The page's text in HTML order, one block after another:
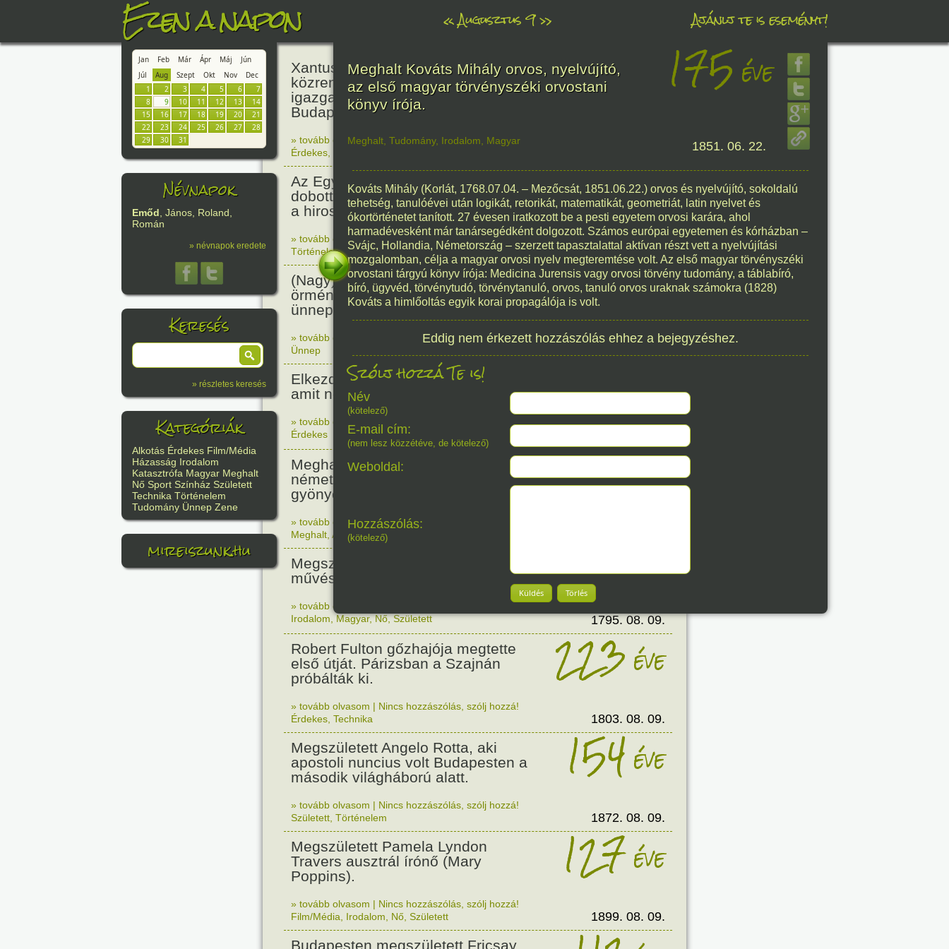
Ezen a napon «Augusztus 9» Ajánlj te is eseményt!
Jan Feb Már Ápr Máj
Jún
Júl
Aug Szept Okt Nov
Dec
1
2 3 4 5 6
7
8
9 10 11 12 13
14
15
16 17 18 19 20
21
22
23 24 25 26 27
28
29
30 31
Névnapok
Emőd, János, Roland,
Román
» névnapok eredete
Keresés
» részletes keresés
Kategóriák
Alkotás Érdekes Film/Média
Házasság Irodalom
Katasztrófa Magyar Meghalt
Nő Sport Színház Született
Technika Történelem
Tudomány Ünnep Zene
mireiszunk.hu
Xantus János természettudós
közreműködésével és
igazgatásával megnyílt a
Budapesti Állat- és Növénykert.
160
» tovább olvasom|Nincs hozzászólás, szólj hozzá!
Érdekes
Az Egyesült Államok atombombát
dobott Nagaszakira, három nappal
a hirosimai támadás után.
81éve
» tovább olvasom|Nincs hozzászólás, szólj hozzá!
Történelem
1945. 08. 09.
(Nagy) Szent Izsák, az önálló
örmény egyház megteremtőjének
ünnepe
1676éve
» tovább olvasom
Nincs hozzászólás, szólj hozzá!
Ünnep
Elkezdődött a pisai torony építése,
amit nem terveztek ferdére. :)
853éve
» tovább olvasom
Nincs hozzászólás, szólj hozzá!
Érdekes
Meghalt Hieronymus Bosch
németalföldi festőművész (A
gyönyörök kertje triptichon).
510éve
» tovább olvasom|Nincs hozzászólás, szólj hozzá!
Meghalt Alkotás
Megszületett Dukai Takács Judit,
művésznevén Malvina költőnő.
231éve
» tovább olvasom
Nincs hozzászólás, szólj hozzá!
Irodalom ,Magyar,Nő,Született 1795. 08. 09.
Robert Fulton gőzhajója megtette
első útját. Párizsban a Szajnán
próbálták ki.
223éve
» tovább olvasom | Nincs hozzászólás, szólj hozzá!
Érdekes Technika 1803. 08. 09.
Megszületett Angelo Rotta, aki
apostoli nuncius volt Budapesten a
második világháború alatt.
154éve
» tovább olvasom | Nincs hozzászólás, szólj hozzá!
Született Történelem 1872. 08. 09.
Megszületett Pamela Lyndon
Travers ausztrál írónő (Mary
Poppins).
127éve
» tovább olvasom | Nincs hozzászólás, szólj hozzá!
Film/Média
Irodalom Nő Született 1899. 08. 09.
Budapesten megszületett Fricsay
Meghalt Kováts Mihály orvos, nyelvújító,
az első magyar törvényszéki orvostani
könyv írója.
175 éve
Meghalt Tudomány, Irodalom Magyar 1851. 06. 22.
Kováts Mihály (Korlát, 1768.07.04. – Mezőcsát, 1851.06.22.) orvos és nyelvújító, sokoldalú
tehetség, tanulóévei után logikát, retorikát, matematikát, geometriát, latin nyelvet és
ókortörténetet tanított. 27 évesen iratkozott be a pesti egyetem orvosi karára, ahol
harmadévesként már tanársegédként dolgozott. Számos európai egyetemen és kórházban –
Svájc, Hollandia, Németország – szerzett tapasztalattal aktívan részt vett a nyelvújítási
mozgalomban, célja a magyar orvosi nyelv megteremtése volt. Az első magyar törvényszéki
orvostani tárgyú könyv írója: Medicina Jurensis vagy orvosi törvény tudomány, a táblabíró,
bíró, ügyvéd, törvénytudó, törvénytanuló, orvos, tanuló orvos uraknak számokra (1828)
Kováts a himlőoltás egyik korai propagálója is volt.
Eddig nem érkezett hozzászólás ehhez a bejegyzéshez.
Szólj hozzá Te is!
Név
(kötelező)
E-mail cím:
(nem lesz közzétéve, de kötelező)
Weboldal:
Hozzászólás:
(kötelező)
Küldés Törlés